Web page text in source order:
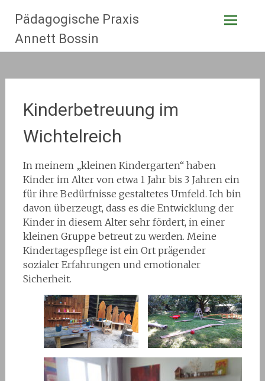
Inhalt
springen
Pädagogische Praxis
Annett Bossin
Kinderbetreuung im
Wichtelreich
In meinem „kleinen Kindergarten“ haben
Kinder im Alter von etwa 1 Jahr bis 3 Jahren ein
für ihre Bedürfnisse gestaltetes Umfeld. Ich bin
davon überzeugt, dass es die Entwicklung der
Kinder in diesem Alter sehr fördert, in einer
kleinen Gruppe betreut zu werden. Meine
Kindertagespflege ist ein Ort prägender
sozialer Erfahrungen und emotionaler
Sicherheit.